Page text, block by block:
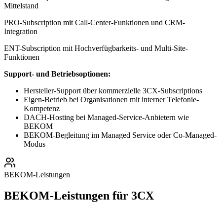
Mittelstand
PRO-Subscription mit Call-Center-Funktionen und CRM-
Integration
ENT-Subscription mit Hochverfügbarkeits- und Multi-Site-
Funktionen
Support- und Betriebsoptionen:
Hersteller-Support über kommerzielle 3CX-Subscriptions
Eigen-Betrieb bei Organisationen mit interner Telefonie-
Kompetenz
DACH-Hosting bei Managed-Service-Anbietern wie
BEKOM
BEKOM-Begleitung im Managed Service oder Co-Managed-
Modus
BEKOM-Leistungen
BEKOM-Leistungen für 3CX